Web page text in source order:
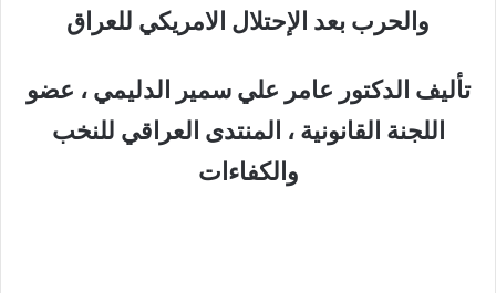
والحرب بعد الإحتلال الامريكي للعراق
تأليف الدكتور عامر علي سمير الدليمي ، عضو
اللجنة القانونية ، المنتدى العراقي للنخب
والكفاءات